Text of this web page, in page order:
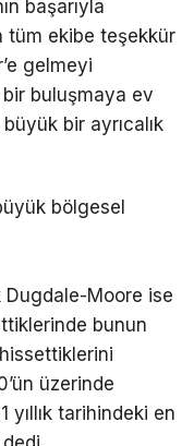
başarıyla
tüm ekibe teşekkür
gelmeyi
bir buluşmaya ev
bir ayrıcalık
bölgesel
Dugdale-Moore ise
bunun
üzerinde
yıllık tarihindeki en